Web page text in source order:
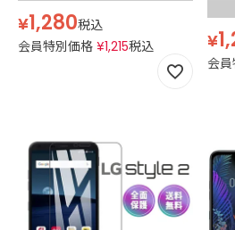
¥1,280税込
会員特別価格 ¥1,215税込 ¥
会